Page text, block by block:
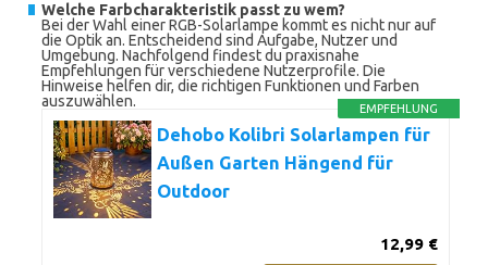
Welche Farbcharakteristik passt zu wem?
Bei der Wahl einer RGB-Solarlampe kommt es nicht nur auf
die Optik an. Entscheidend sind Aufgabe, Nutzer und
Umgebung. Nachfolgend findest du praxisnahe
Empfehlungen für verschiedene Nutzerprofile. Die
Hinweise helfen dir, die richtigen Funktionen und Farben
auszuwählen.
EMPFEHLUNG
Dehobo Kolibri Solarlampen für
Außen Garten Hängend für
Outdoor
12,99 €